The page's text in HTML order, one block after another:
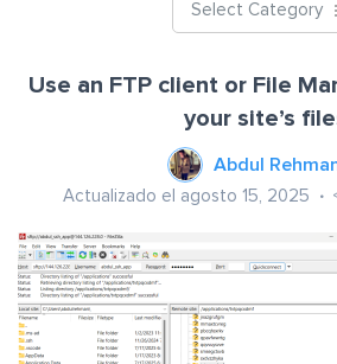
Select Category
Use an FTP client or File
your site’s
Abdul
Actualizado el agosto 15, 2025